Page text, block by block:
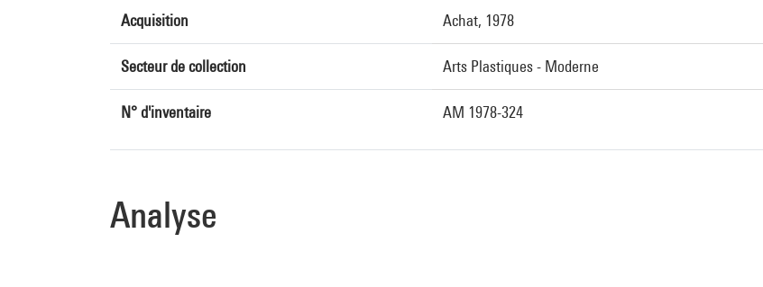
Acquisition Achat, 1978
Secteur de collection Arts Plastiques - Moderne
N° d'inventaire AM 1978-324
Analyse